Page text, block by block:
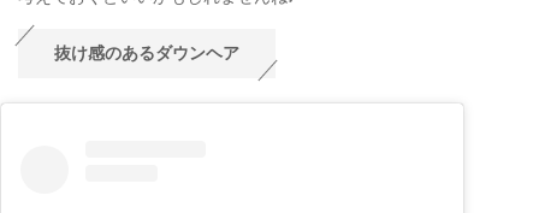
抜け感のあるダウンヘア